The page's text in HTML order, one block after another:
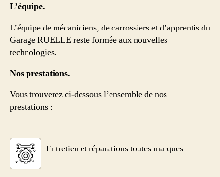
L’équipe.
L’équipe de mécaniciens, de carrossiers et d’apprentis du
Garage RUELLE reste formée aux nouvelles
technologies.
Nos prestations.
Vous trouverez ci-dessous l’ensemble de nos
prestations :
Entretien et réparations toutes marques